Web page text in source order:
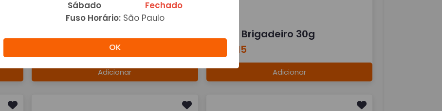
Adicionar
Doce Brigadeiro 30g
R$ 6,15
Adicionar
Sábado
Fechado
Fuso Horário:São Paulo
OK